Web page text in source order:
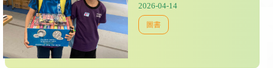
2026-04-14
圖書